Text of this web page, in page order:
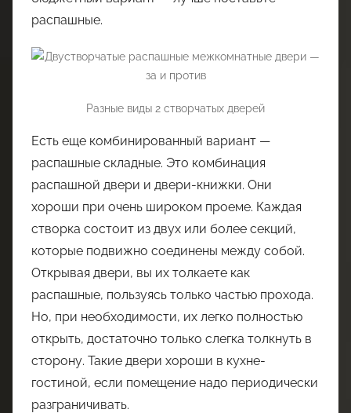
распашные.
Разные виды 2 створчатых дверей
Есть еще комбинированный вариант —
распашные складные. Это комбинация
распашной двери и двери-книжки. Они
хороши при очень широком проеме. Каждая
створка состоит из двух или более секций,
которые подвижно соединены между собой.
Открывая двери, вы их толкаете как
распашные, пользуясь только частью прохода.
Но, при необходимости, их легко полностью
открыть, достаточно только слегка толкнуть в
сторону. Такие двери хороши в кухне-
гостиной, если помещение надо периодически
разграничивать.